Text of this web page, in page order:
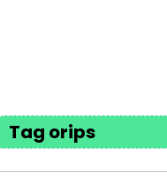
Tag orips